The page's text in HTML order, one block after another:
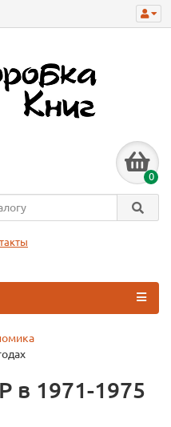
0
в 1971-1975